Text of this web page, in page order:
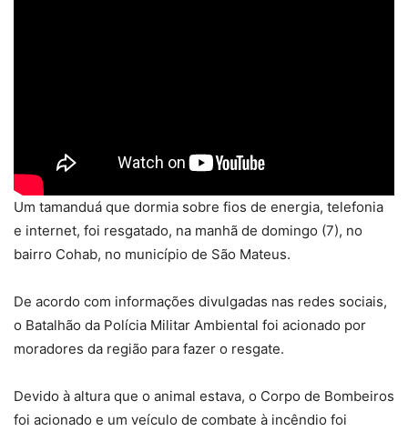
Um tamanduá que dormia sobre fios de energia, telefonia
e internet, foi resgatado, na manhã de domingo (7), no
bairro Cohab, no município de São Mateus.
De acordo com informações divulgadas nas redes sociais,
o Batalhão da Polícia Militar Ambiental foi acionado por
moradores da região para fazer o resgate.
Devido à altura que o animal estava, o Corpo de Bombeiros
foi acionado e um veículo de combate à incêndio foi